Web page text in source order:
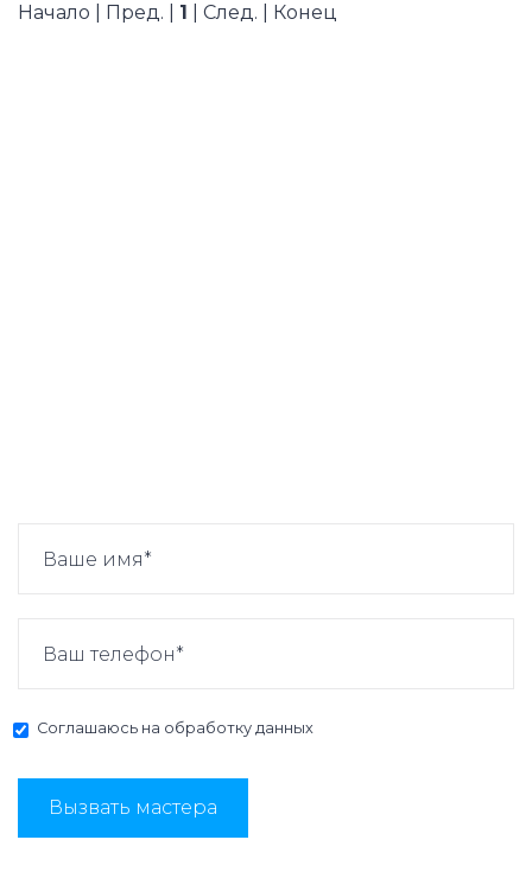
Начало | Пред. | 1 | След. | Конец
Соглашаюсь на обработку данных
Вызвать мастера